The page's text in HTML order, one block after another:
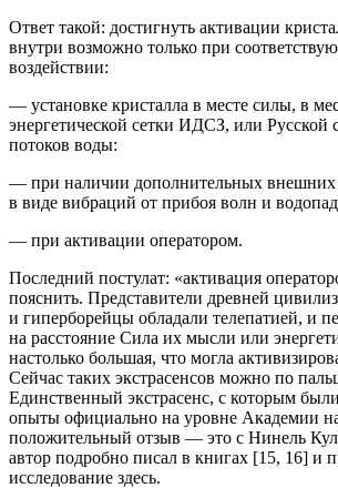
Ответ такой: достигнуть активации
внутри возможно только при
воздействии:
— установке кристалла в месте силы, в
энергетической сетки ИДСЗ, или Русской
потоков воды:
— при наличии дополнительных внешних
в виде вибраций от прибоя волн и
— при активации оператором.
Последний постулат: «активация
пояснить. Представители древней
и гиперборейцы обладали телепатией, и
на расстояние Сила их мысли или
настолько большая, что могла
Сейчас таких экстрасенсов можно по
Единственный экстрасенс, с которым
опыты официально на уровне Академии
положительный отзыв — это с Нинель
автор подробно писал в книгах [15, 16] и
исследование здесь.